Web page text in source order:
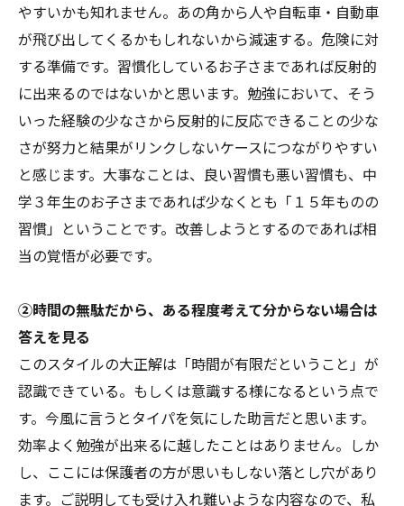
やすいかも知れません。あの角から人や自転車・自動車
が飛び出してくるかもしれないから減速する。危険に対
する準備です。習慣化しているお子さまであれば反射的
に出来るのではないかと思います。勉強において、そう
いった経験の少なさから反射的に反応できることの少な
さが努力と結果がリンクしないケースにつながりやすい
と感じます。大事なことは、良い習慣も悪い習慣も、中
学３年生のお子さまであれば少なくとも「１５年ものの
習慣」ということです。改善しようとするのであれば相
当の覚悟が必要です。
②時間の無駄だから、ある程度考えて分からない場合は
答えを見る
このスタイルの大正解は「時間が有限だということ」が
認識できている。もしくは意識する様になるという点で
す。今風に言うとタイパを気にした助言だと思います。
効率よく勉強が出来るに越したことはありません。しか
し、ここには保護者の方が思いもしない落とし穴があり
ます。ご説明しても受け入れ難いような内容なので、私